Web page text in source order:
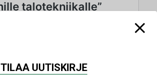
TILAA UUTISKIRJE